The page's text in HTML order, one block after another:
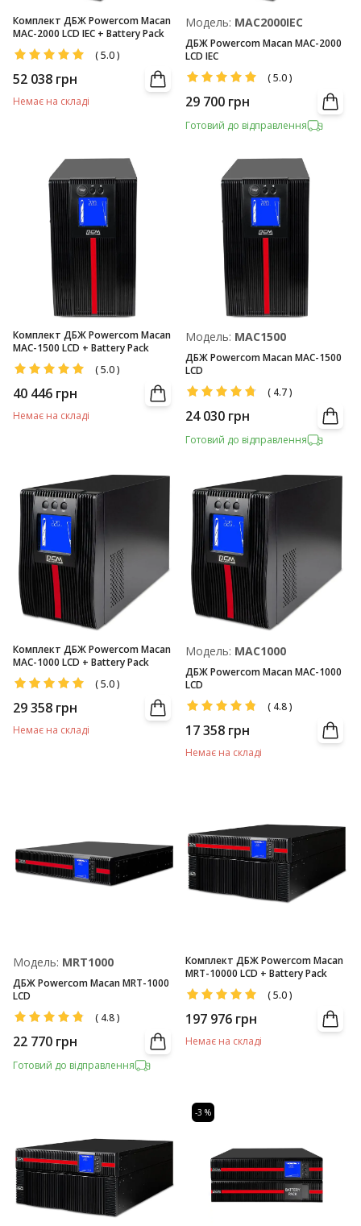
Комплект ДБЖ Powercom Macan
MAC-2000 LCD IEC + Battery Pack
(5.0)
52 038 грн
Немає на складі
Модель: MAC2000IEC
ДБЖ Powercom Macan MAC-2000
LCD IEC
(5.0)
29 700 грн
Готовий до відправлення
Комплект ДБЖ Powercom Macan
MAC-1500 LCD + Battery Pack
(5.0)
40 446 грн
Немає на складі
Модель: MAC1500
ДБЖ Powercom Macan MAC-1500
LCD
( 4.7)
24 030 грн
Готовий до відправлення
Комплект ДБЖ Powercom Macan
MAC-1000 LCD + Battery Pack
(5.0)
29 358 грн
Немає на складі
Модель: MAC1000
ДБЖ Powercom Macan MAC-1000
LCD
( 4.8)
17 358 грн
Немає на складі
Модель: MRT1000
ДБЖ Powercom Macan MRT-1000
LCD
( 4.8)
22 770 грн
Готовий до відправлення
Комплект ДБЖ Powercom Macan
MRT-10000 LCD + Battery Pack
(5.0)
197 976 грн
Немає на складі
-3 %